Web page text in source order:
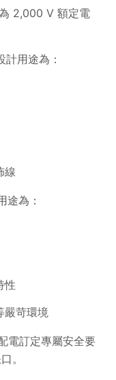
2,000 V 額定電
用途為：
線
途為：
性
嚴苛環境
電訂定專屬安全要
。